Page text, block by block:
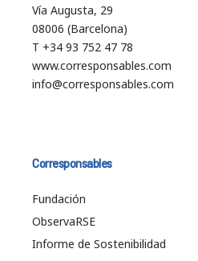
Vía Augusta, 29
08006 (Barcelona)
T +34 93 752 47 78
www.corresponsables.com
info@corresponsables.com
Corresponsables
Fundación
ObservaRSE
Informe de Sostenibilidad